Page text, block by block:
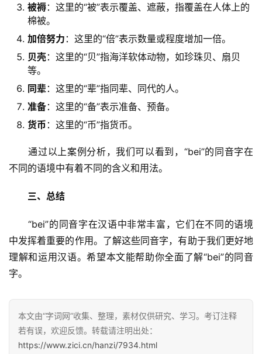
汉
字
被褥：这里的“被”表示覆盖、遮蔽，指覆盖在人体上的
棉被。
加倍努力 ：这里的“倍”表示数量或程度增加一倍。
贝壳：这里的“贝”指海洋软体动物，如珍珠贝、扇贝
等。
同辈：这里的“辈”指同辈、同代的人。
准备：这里的“备”表示准备、预备。
货币 ：这里的“币”指货币。
通过以上案例分析，我们可以看到，“bei”的同音字在
不同的语境中有着不同的含义和用法。
三、总结
“bei”的同音字在汉语中非常丰富，它们在不同的语境
中发挥着重要的作用。了解这些同音字，有助于我们更好地
理解和运用汉语。希望本文能帮助你全面了解“bei”的同音
字。
本文由“字词网”收集、整理，素材仅供研究、学习。考订注释
若有误，欢迎反馈。转载请注明出处：
https://www.zici.cn/hanzi/7934.html